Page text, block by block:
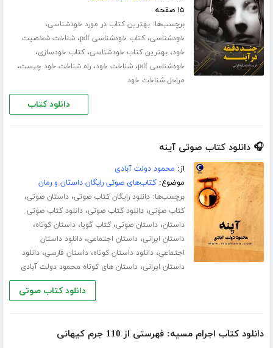
۱۵ صفحه
برچسب‌ها:بهترین کتاب در مورد خودشناسی،
خودشناسی،کتاب خودشناسی pdf ،شناخت شخصیت
خود،بهترین کتاب خودشناسی،کتاب خودسازی،
خودشناسی pdf ،شناخت خود،راه شناخت خود چیست،
مراحل شناخت خود
دانلود کتاب
🎧 دانلود کتاب صوتی آینه
از: محمود دولت آبادی
موضوع:کتاب‌های صوتی رایگان داستان و رمان
برچسب‌ها:دانلود رایگان کتاب صوتی،داستان صوتی،
کتاب صوتی،دانلود کتاب صوتی،دانلود کتاب صوتی
داستان،داستان صوتی،کتاب گویا،داستان کوتاه،
داستان ایرانی،داستان اجتماعی،دانلود داستان
اجتماعی،دانلود داستان کوتاه،داستان فارسی،دانلود
داستان ایرانی،داستان های کوتاه محمود دولت آبادی
دانلود کتاب صوتی
دانلود کتاب اجرام مسیه: فهرستی از 110 جرم کیهانی